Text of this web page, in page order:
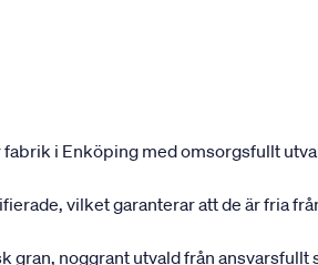
i Enköping med omsorgsfullt
vilket garanterar att de är fria
gran, noggrant utvald från